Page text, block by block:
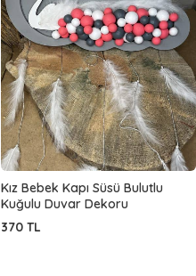
Kız Bebek Kapı Süsü Bulutlu
Kuğulu Duvar Dekoru
370 TL